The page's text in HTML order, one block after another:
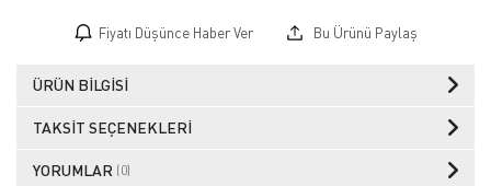
Fiyatı Düşünce Haber Ver Bu Ürünü Paylaş
ÜRÜN BILGISI
TAKSIT SEÇENEKLERI
YORUMLAR (0)